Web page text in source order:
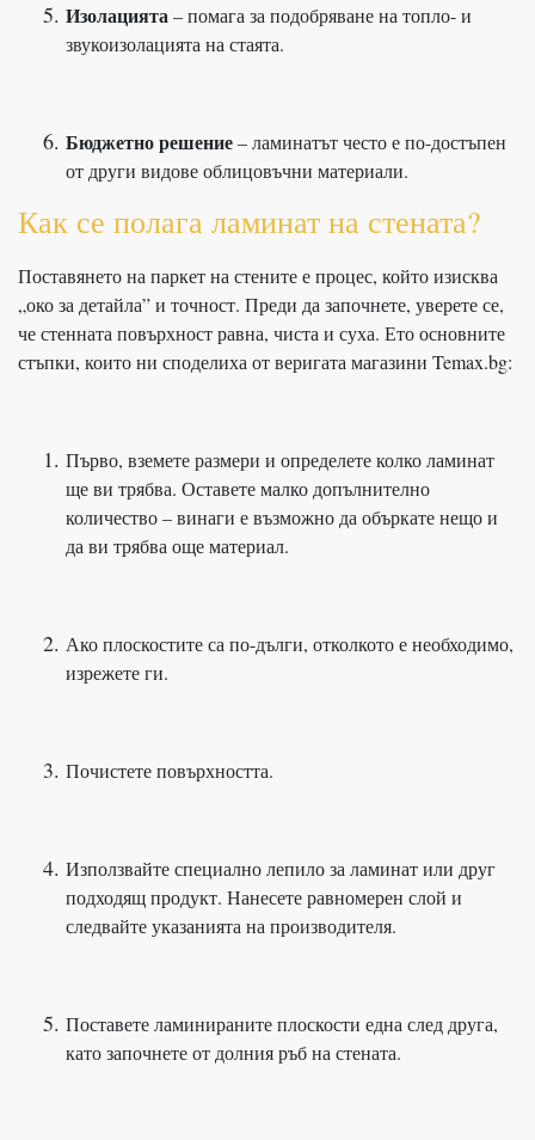
Изолацията– помага за подобряване на топло- и
звукоизолацията на стаята.
Бюджетно решение– ламинатът често е по-достъпен
от други видове облицовъчни материали.
Как се полага ламинат на стената?
Поставянето на паркет на стените е процес, който изисква
„око за детайла” и точност. Преди да започнете, уверете се,
че стенната повърхност равна, чиста и суха. Ето основните
стъпки, които ни споделиха от веригата магазини Temax.bg:
Първо, вземете размери и определете колко ламинат
ще ви трябва. Оставете малко допълнително
количество – винаги е възможно да объркате нещо и
да ви трябва още материал.
Ако плоскостите са по-дълги, отколкото е необходимо,
изрежете ги.
Почистете повърхността.
Използвайте специално лепило за ламинат или друг
подходящ продукт. Нанесете равномерен слой и
следвайте указанията на производителя.
Поставете ламинираните плоскости една след друга,
като започнете от долния ръб на стената.